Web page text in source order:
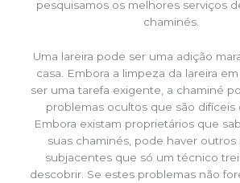
pesquisamos os melhores serviços
chaminés.
Uma lareira pode ser uma adição
casa. Embora a limpeza da lareira
ser uma tarefa exigente, a chaminé
problemas ocultos que são difíceis
Embora existam proprietários que
suas chaminés, pode haver outros
subjacentes que só um técnico
descobrir. Se estes problemas não